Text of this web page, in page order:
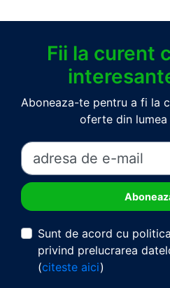
Fii la curent
Aboneaza-te pentru a fi la
oferte din
Sunt de acord cu
privind prelucrarea
(citeste aici)